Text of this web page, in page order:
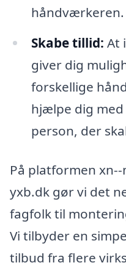
håndværkeren.
Skabe tillid: At
giver dig
forskellige
hjælpe dig
person, der
På platformen
yxb.dk gør vi det
fagfolk til
Vi tilbyder en
tilbud fra flere